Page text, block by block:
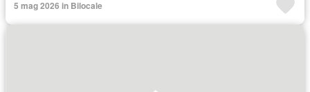
5 mag 2026 in Bilocale